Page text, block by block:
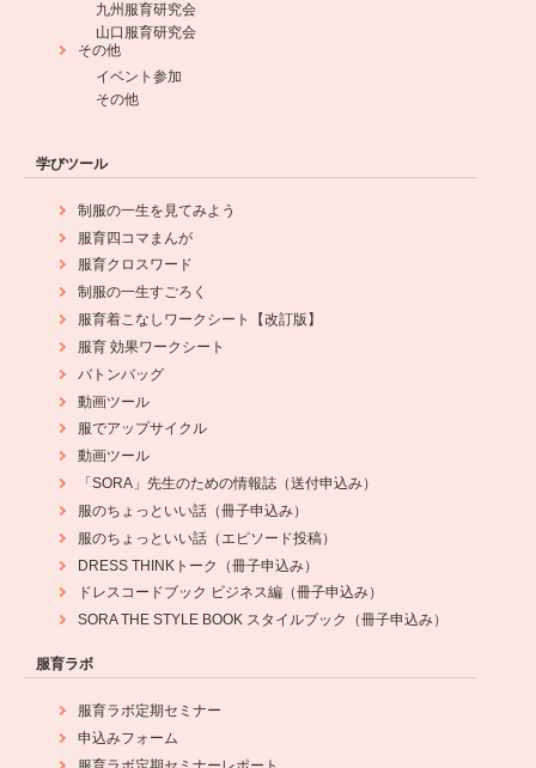
九州服育研究会
山口服育研究会
その他
イベント参加
その他
学びツール
制服の一生を見てみよう
服育四コマまんが
服育クロスワード
制服の一生すごろく
服育着こなしワークシート【改訂版】
服育 効果ワークシート
バトンバッグ
動画ツール
服でアップサイクル
動画ツール
「SORA」先生のための情報誌（送付申込み）
服のちょっといい話（冊子申込み）
服のちょっといい話（エピソード投稿）
DRESS THINKトーク（冊子申込み）
ドレスコードブック ビジネス編（冊子申込み）
SORA THE STYLE BOOK スタイルブック（冊子申込み）
服育ラボ
服育ラボ定期セミナー
申込みフォーム